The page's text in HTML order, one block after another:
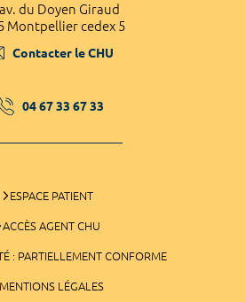
du Doyen Giraud
Montpellier cedex 5
Contacter le CHU
04 67 33 67 33
ESPACE PATIENT
ACCÈS AGENT CHU
: PARTIELLEMENT CONFORME
MENTIONS LÉGALES